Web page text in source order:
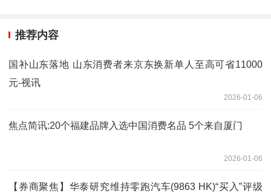
推荐内容
国补山东落地 山东消费者来京东换新单人至高可省11000
元-视讯
2026-01-06
焦点简讯:20个福建品牌入选中国消费名品 5个来自厦门
2026-01-06
【券商聚焦】华泰研究维持零跑汽车(9863 HK)“买入”评级